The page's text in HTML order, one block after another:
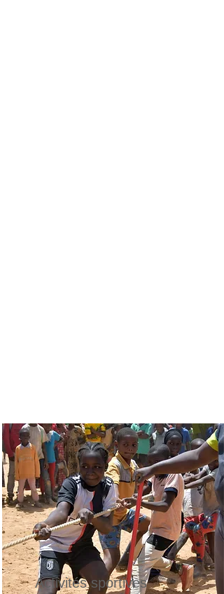
Activités sportives